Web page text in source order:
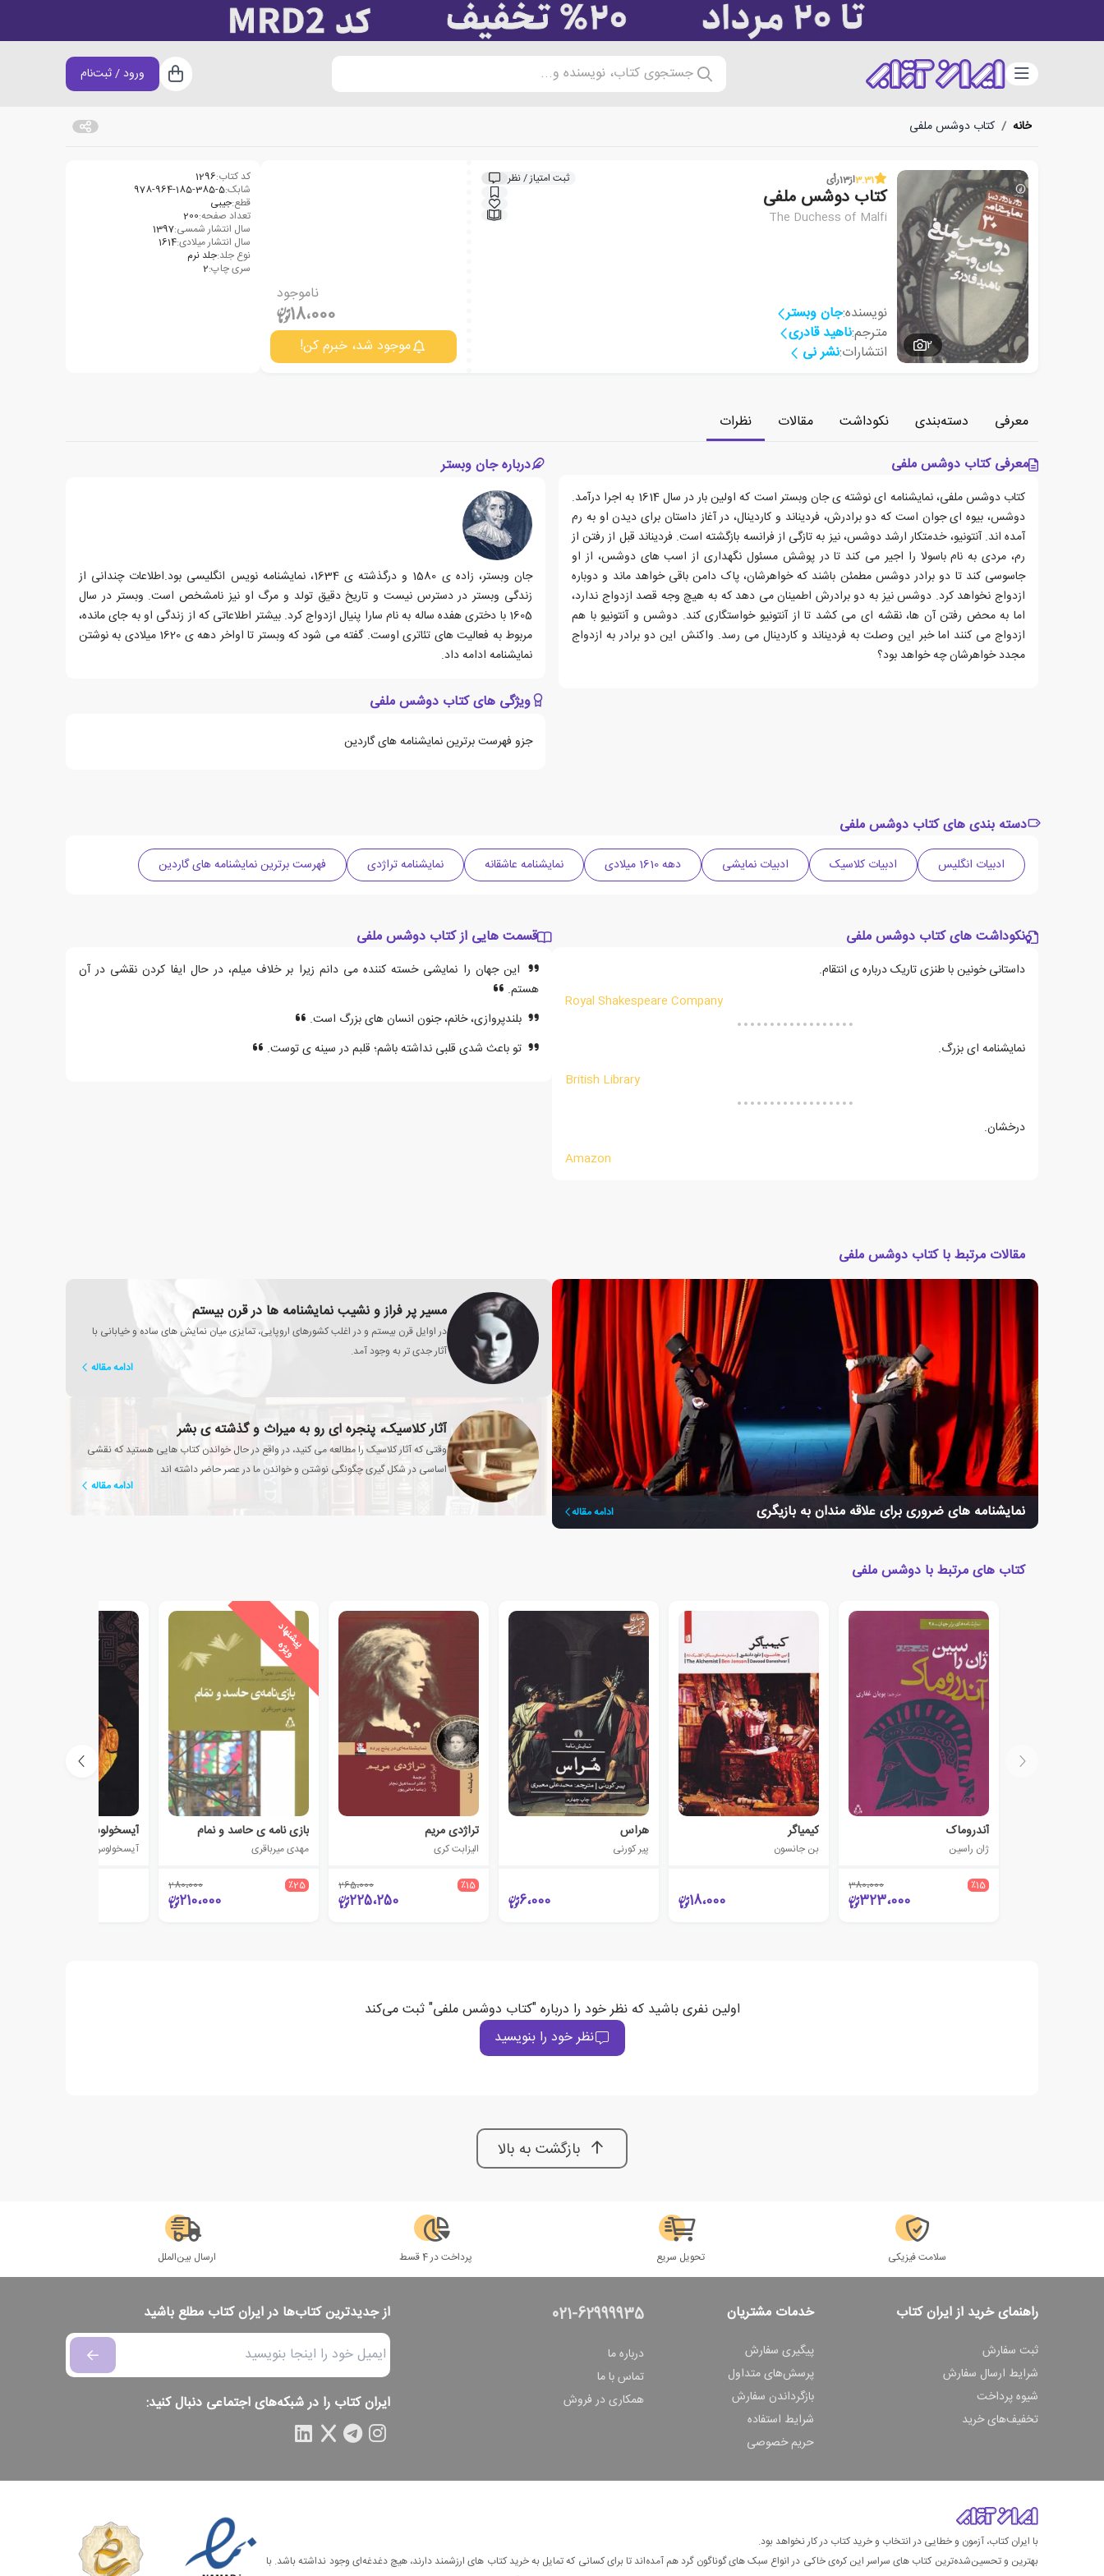
دسته‌بندی جستجوی کتاب، نویسنده و... سبد خرید
ورود / ثبت‌نام
خانه / کتاب دوشس ملفی
2
3.31از13رأی ثبت امتیاز / نظر
کتاب دوشس ملفی
The Duchess of Malfi
نویسنده:جان وبستر
مترجم:ناهید قادری
انتشارات:نشر نی
ناموجود
18،000
موجود شد، خبرم کن!
کد کتاب:1296
شابک:978-964-185-385-5
قطع:جیبی
تعداد صفحه:200
سال انتشار شمسی:1397
سال انتشار میلادی:1614
نوع جلد:جلد نرم
سری چاپ:2
معرفی دسته‌بندی نکوداشت مقالات
نظرات
معرفی کتاب دوشس ملفی
کتاب دوشس ملفی، نمایشنامه ای نوشته ی جان وبستر است که اولین بار در سال 1614 به اجرا درآمد.
دوشس، بیوه ای جوان است که دو برادرش، فردیناند و کاردینال، در آغاز داستان برای دیدن او به رم
آمده اند. آنتونیو، خدمتکار ارشد دوشس، نیز به تازگی از فرانسه بازگشته است. فردیناند قبل از رفتن از
رم، مردی به نام باسولا را اجیر می کند تا در پوشش مسئول نگهداری از اسب های دوشس، از او
جاسوسی کند تا دو برادر دوشس مطمئن باشند که خواهرشان، پاک دامن باقی خواهد ماند و دوباره
ازدواج نخواهد کرد. دوشس نیز به دو برادرش اطمینان می دهد که به هیچ وجه قصد ازدواج ندارد،
اما به محض رفتن آن ها، نقشه ای می کشد تا از آنتونیو خواستگاری کند. دوشس و آنتونیو با هم
ازدواج می کنند اما خبر این وصلت به فردیناند و کاردینال می رسد. واکنش این دو برادر به ازدواج
مجدد خواهرشان چه خواهد بود؟
درباره جان وبستر
جان وبستر، زاده ی 1580 و درگذشته ی 1634، نمایشنامه نویس انگلیسی بود.اطلاعات چندانی از
زندگی وبستر در دسترس نیست و تاریخ دقیق تولد و مرگ او نیز نامشخص است. وبستر در سال
1605 با دختری هفده ساله به نام سارا پنیال ازدواج کرد. بیشتر اطلاعاتی که از زندگی او به جای مانده،
مربوط به فعالیت های تئاتری اوست. گفته می شود که وبستر تا اواخر دهه ی 1620 میلادی به نوشتن
نمایشنامه ادامه داد.
ویژگی های کتاب دوشس ملفی
جزو فهرست برترین نمایشنامه های گاردین
دسته بندی های کتاب دوشس ملفی
ادبیات انگلیس ادبیات کلاسیک ادبیات نمایشی دهه 1610 میلادی نمایشنامه عاشقانه نمایشنامه تراژدی فهرست برترین نمایشنامه های گاردین
نکوداشت های کتاب دوشس ملفی
داستانی خونین با طنزی تاریک درباره ی انتقام.
Royal Shakespeare Company
نمایشنامه ای بزرگ.
British Library
درخشان.
Amazon
قسمت هایی از کتاب دوشس ملفی
این جهان را نمایشی خسته کننده می دانم زیرا بر خلاف میلم، در حال ایفا کردن نقشی در آن
هستم.
بلندپروازی، خانم، جنون انسان های بزرگ است.
تو باعث شدی قلبی نداشته باشم؛ قلبم در سینه ی توست.
مقالات مرتبط با کتاب دوشس ملفی
نمایشنامه های ضروری برای علاقه مندان به بازیگری ادامه مقاله
مسیر پر فراز و نشیب نمایشنامه ها در قرن بیستم
در اوایل قرن بیستم و در اغلب کشورهای اروپایی، تمایزی میان نمایش های ساده و خیابانی با
آثار جدی تر به وجود آمد.
ادامه مقاله
آثار کلاسیک، پنجره ای رو به میراث و گذشته ی بشر
وقتی که آثار کلاسیک را مطالعه می کنید، در واقع در حال خواندن کتاب هایی هستید که نقشی
اساسی در شکل گیری چگونگی نوشتن و خواندن ما در عصر حاضر داشته اند
ادامه مقاله
کتاب های مرتبط با دوشس ملفی
آندروماک
ژان راسین
٪15 380،000
323،000
کیمیاگر
بن جانسون
18،000
هراس
پیر کورنی
6،000
تراژدی مریم
الیزابت کری
٪15 265،000
225،250
پ
ی
ش
ن
ه
ا
د
و
ی
ژ
ه
بازی نامه ی حاسد و نمام
مهدی میرباقری
٪25 280،000
210،000
آیسخولوس
آیسخولوس
اولین نفری باشید که نظر خود را درباره "کتاب دوشس ملفی" ثبت می‌کند
نظر خود را بنویسید
بازگشت به بالا
سلامت فیزیکی تحویل سریع پرداخت در 4 قسط ارسال بین‌الملل
راهنمای خرید از ایران کتاب
ثبت سفارش
شرایط ارسال سفارش
شیوه پرداخت
تخفیف‌های خرید
خدمات مشتریان
پیگیری سفارش
پرسش‌های متداول
بازگرداندن سفارش
شرایط استفاده
حریم خصوصی
021-62999935
درباره ما
تماس با ما
همکاری در فروش
از جدیدترین کتاب‌ها در ایران کتاب مطلع باشید
ایران کتاب را در شبکه‌های اجتماعی دنبال کنید:
با ایران کتاب، آزمون و خطایی در انتخاب و خرید کتاب در کار نخواهد بود.
بهترین و تحسین‌شده‌ترین کتاب‌ های سراسر این کره‌ی خاکی در انواع سبک های گوناگون گرد هم آمده‌اند تا برای کسانی که تمایل به خرید کتاب های ارزشمند دارند، هیچ دغدغه‌ای وجود نداشته باشد. با